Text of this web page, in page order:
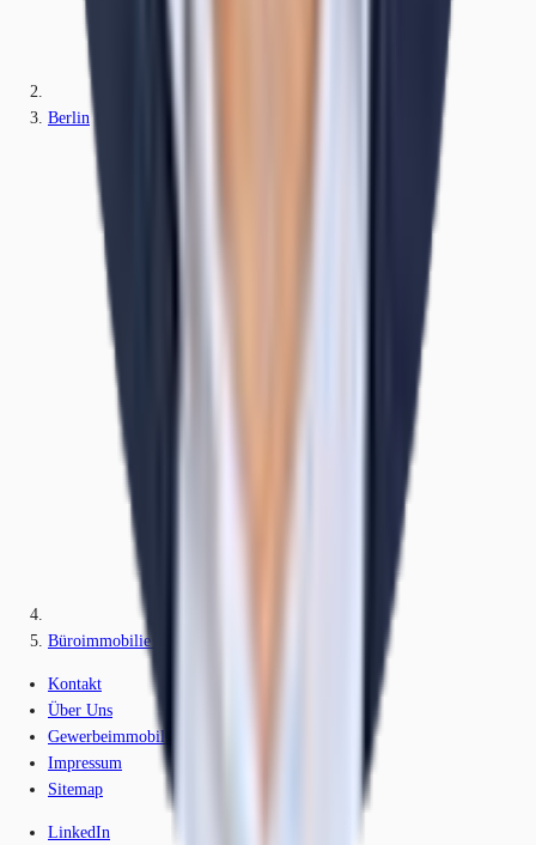
Berlin
Büroimmobilie - Berlin, Charlottenburg - B2115
Kontakt
Über Uns
Gewerbeimmobilien-Lexikon
Impressum
Sitemap
LinkedIn